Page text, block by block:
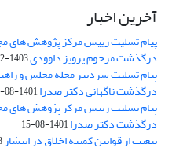
آخرین اخبار
پیام تسلیت رییس مرکز پژوهش های
درگذشت مرحوم پرویز داوودی1403-02-01
پیام تسلیت سردبیر مجله مجلس و
درگذشت ناگهانی دکتر صدرا1401-08-15
پیام تسلیت رییس مرکز پژوهش های
درگذشت دکتر صدرا1401-08-15
تبعیت از قوانین کمیته اخلاق در انتشار